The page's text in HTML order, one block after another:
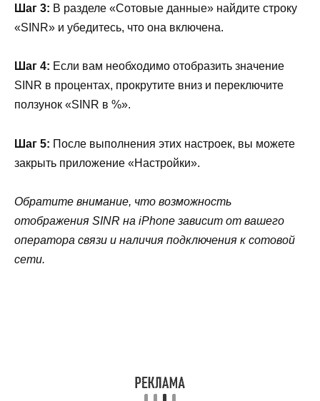
Шаг 3: В разделе «Сотовые данные» найдите строку
«SINR» и убедитесь, что она включена.
Шаг 4: Если вам необходимо отобразить значение
SINR в процентах, прокрутите вниз и переключите
ползунок «SINR в %».
Шаг 5: После выполнения этих настроек, вы можете
закрыть приложение «Настройки».
Обратите внимание, что возможность
отображения SINR на iPhone зависит от вашего
оператора связи и наличия подключения к сотовой
сети.